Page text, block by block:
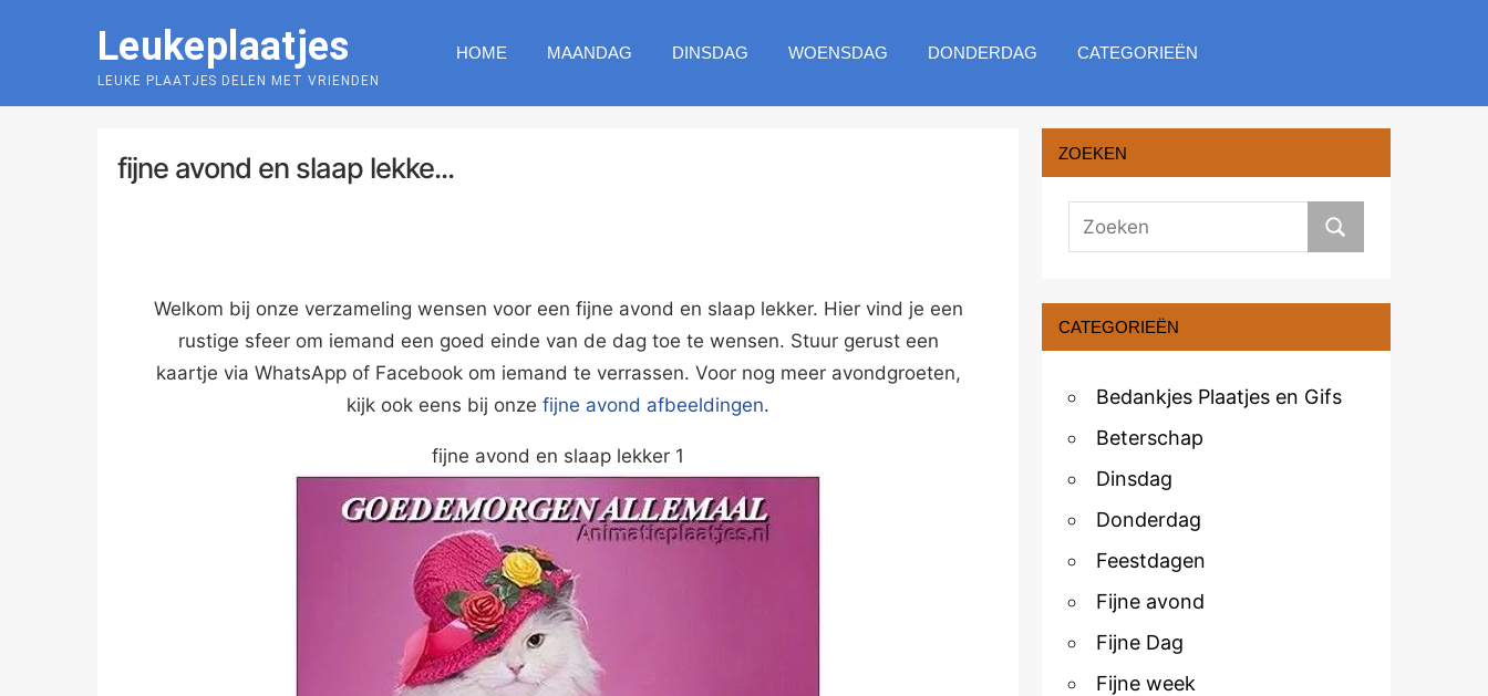
Leukeplaatjes
LEUKE PLAATJES DELEN MET VRIENDEN
HOME MAANDAG DINSDAG WOENSDAG DONDERDAG CATEGORIEËN
fijne avond en slaap lekke...
Welkom bij onze verzameling wensen voor een fijne avond en slaap lekker. Hier vind je een
rustige sfeer om iemand een goed einde van de dag toe te wensen. Stuur gerust een
kaartje via WhatsApp of Facebook om iemand te verrassen. Voor nog meer avondgroeten,
kijk ook eens bij onzefijne avond afbeeldingen.
fijne avond en slaap lekker 1
ZOEKEN
CATEGORIEËN
Bedankjes Plaatjes en Gifs
Beterschap
Dinsdag
Donderdag
Feestdagen
Fijne avond
Fijne Dag
Fijne week